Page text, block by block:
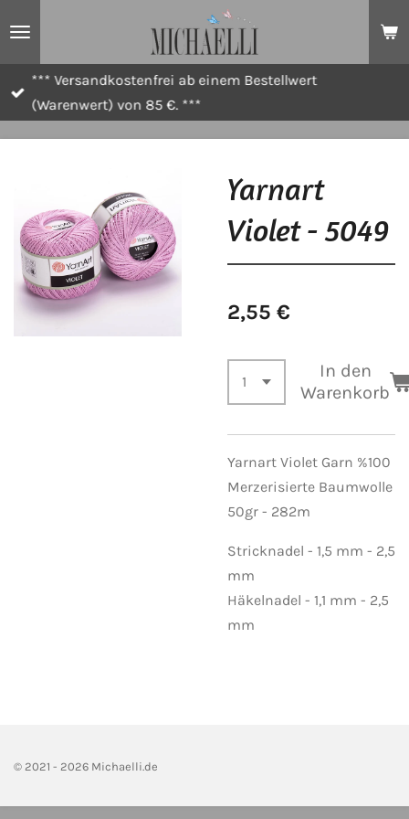
*** Versandkostenfrei ab einem Bestellwert
(Warenwert) von 85 €. ***
Yarnart
Violet - 5049
2,55 €
In den
Warenkorb
Yarnart Violet Garn %100
Merzerisierte Baumwolle
50gr - 282m
Stricknadel - 1,5 mm - 2,5
mm
Häkelnadel - 1,1 mm - 2,5
mm
© 2021 - 2026 Michaelli.de